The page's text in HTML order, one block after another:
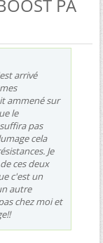
PA
arrivé
ammené sur
le
pas
cela
Je
ces deux
c'est un
autre
chez moi et